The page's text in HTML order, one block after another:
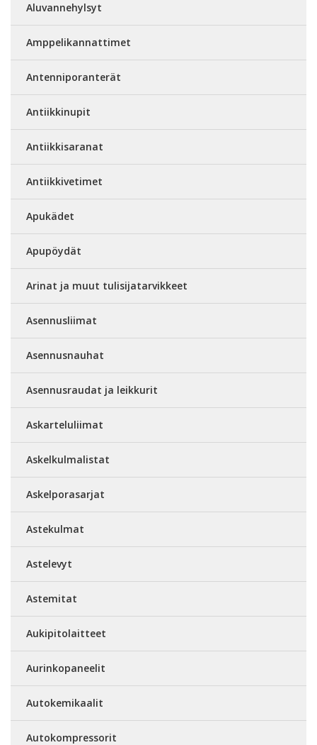
Aluvannehylsyt
Amppelikannattimet
Antenniporanterät
Antiikkinupit
Antiikkisaranat
Antiikkivetimet
Apukädet
Apupöydät
Arinat ja muut tulisijatarvikkeet
Asennusliimat
Asennusnauhat
Asennusraudat ja leikkurit
Askarteluliimat
Askelkulmalistat
Askelporasarjat
Astekulmat
Astelevyt
Astemitat
Aukipitolaitteet
Aurinkopaneelit
Autokemikaalit
Autokompressorit